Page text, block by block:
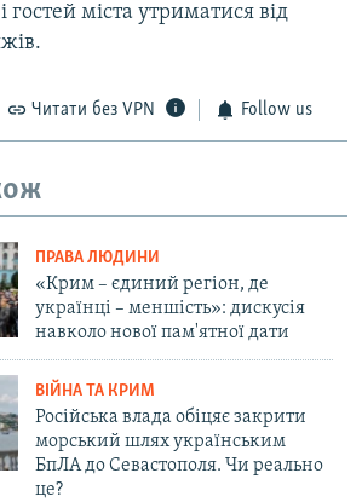
гостей міста утриматися від
Читати без VPN Follow us
ПРАВА ЛЮДИНИ
«Крим – єдиний регіон, де
українці – меншість»: дискусія
навколо нової пам'ятної дати
ВІЙНА ТА КРИМ
Російська влада обіцяє закрити
морський шлях українським
БпЛА до Севастополя. Чи реально
це?